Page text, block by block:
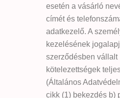
esetén a vásárló
címét és
adatkezelő. A
kezelésének
szerződésben vállalt
kötelezettségek
(Általános
cikk (1) bekezdés b)